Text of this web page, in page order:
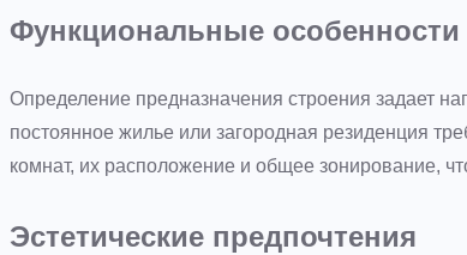
Функциональные особенности
Определение предназначения строения задает
постоянное жилье или загородная резиденция
комнат, их расположение и общее зонирование,
Эстетические предпочтения